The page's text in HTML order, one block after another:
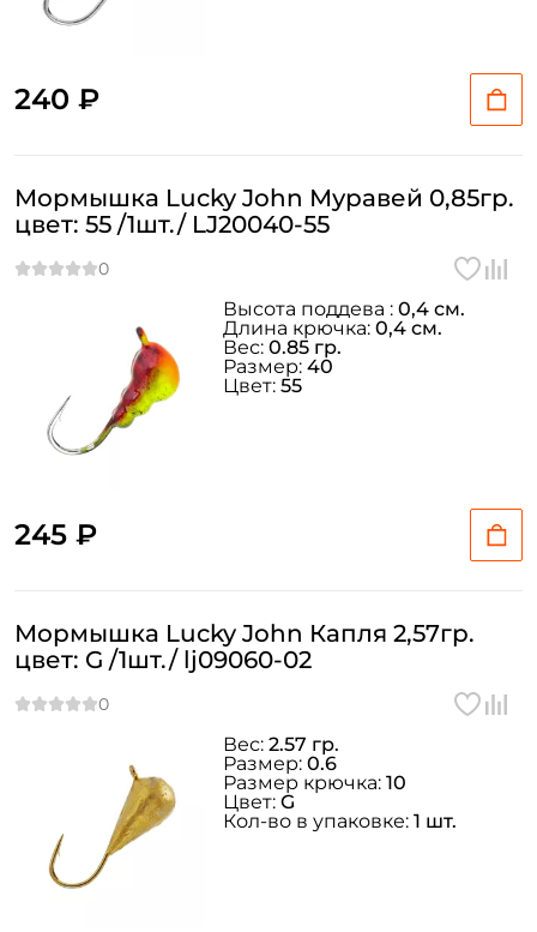
240 ₽
Мормышка Lucky John Муравей 0,85гр.
цвет: 55 /1шт./ LJ20040-55
245 ₽
Высота поддева : 0,4 см.
Длина крючка: 0,4 см.
Вес: 0.85 гр.
Размер: 40
Цвет: 55
Мормышка Lucky John Капля 2,57гр.
цвет: G /1шт./ lj09060-02
Вес: 2.57 гр.
Размер: 0.6
Размер крючка: 10
Цвет: G
Кол-во в упаковке: 1 шт.